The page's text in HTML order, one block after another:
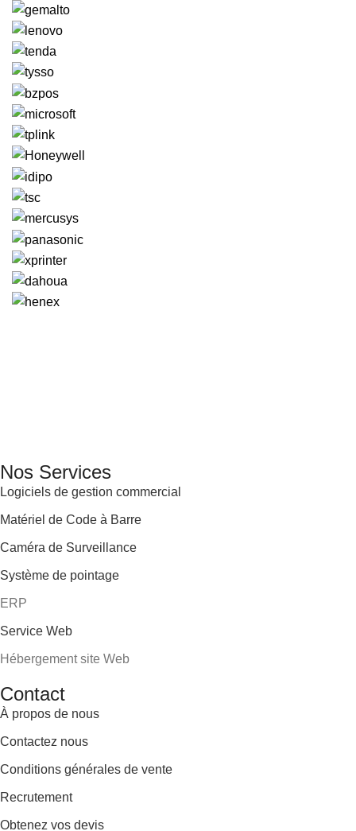
Nos Services
Logiciels de gestion commercial
Matériel de Code à Barre
Caméra de Surveillance
Système de pointage
ERP
Service Web
Hébergement site Web
Contact
À propos de nous
Contactez nous
Conditions générales de vente
Recrutement
Obtenez vos devis